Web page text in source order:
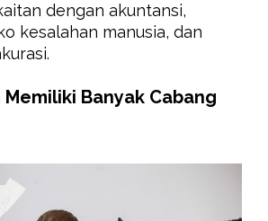
dengan akuntansi,
kesalahan manusia, dan
Memiliki Banyak Cabang